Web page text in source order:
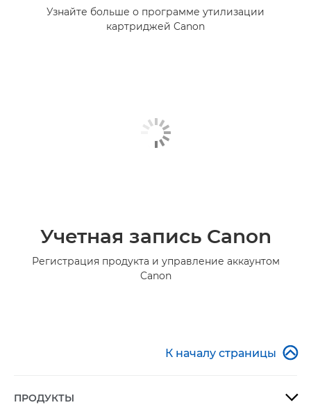
Узнайте больше о программе утилизации
картриджей Canon
Учетная запись Canon
Регистрация продукта и управление аккаунтом
Canon
К началу страницы 
ПРОДУКТЫ 